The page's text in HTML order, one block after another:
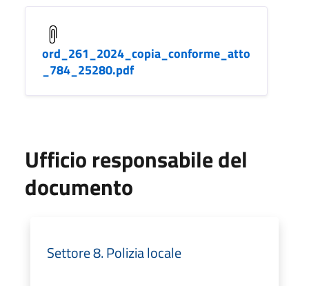
ord_261_2024_copia_conforme_atto
_784_25280.pdf
Ufficio responsabile del
documento
Settore 8. Polizia locale